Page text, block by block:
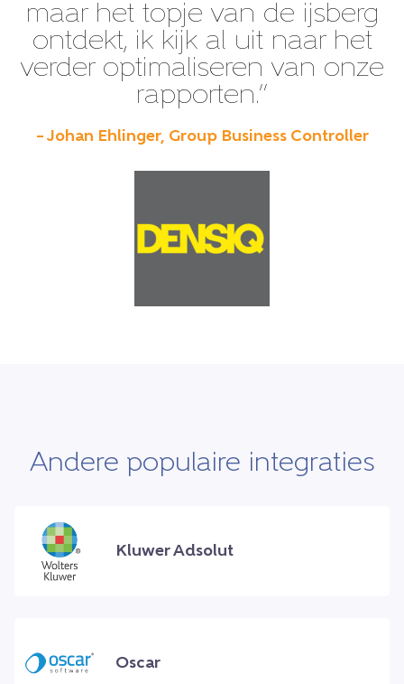
maar het topje van de ijsberg
ontdekt, ik kijk al uit naar het
verder optimaliseren van onze
rapporten.”
– Johan Ehlinger, Group Business Controller
Andere populaire integraties
Kluwer Adsolut
Oscar